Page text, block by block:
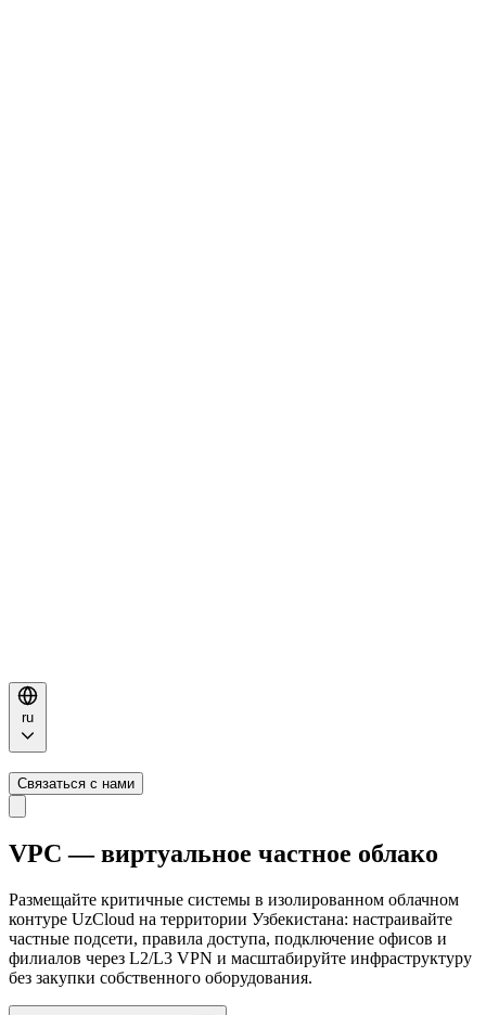
ru
Связаться с нами
VPC — виртуальное частное облако
Размещайте критичные системы в изолированном облачном
контуре UzCloud на территории Узбекистана: настраивайте
частные подсети, правила доступа, подключение офисов и
филиалов через L2/L3 VPN и масштабируйте инфраструктуру
без закупки собственного оборудования.